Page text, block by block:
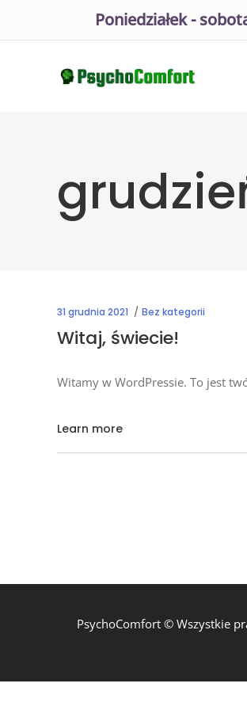
Poniedziałek -
31 grudnia 2021 Bez kategorii
Witaj, świecie!
Witamy w WordPressie. To jest
Learn more
PsychoComfort © Wszystkie